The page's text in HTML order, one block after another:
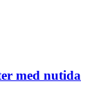
med nutida